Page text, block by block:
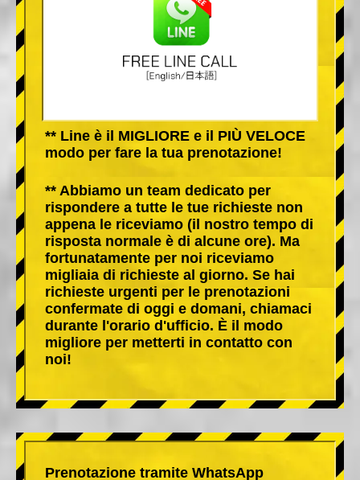
** Line è il MIGLIORE e il PIÙ VELOCE
modo per fare la tua prenotazione!
** Abbiamo un team dedicato per
rispondere a tutte le tue richieste non
appena le riceviamo (il nostro tempo di
risposta normale è di alcune ore). Ma
fortunatamente per noi riceviamo
migliaia di richieste al giorno. Se hai
richieste urgenti per le prenotazioni
confermate di oggi e domani, chiamaci
durante l'orario d'ufficio. È il modo
migliore per metterti in contatto con
noi!
Prenotazione tramite WhatsApp